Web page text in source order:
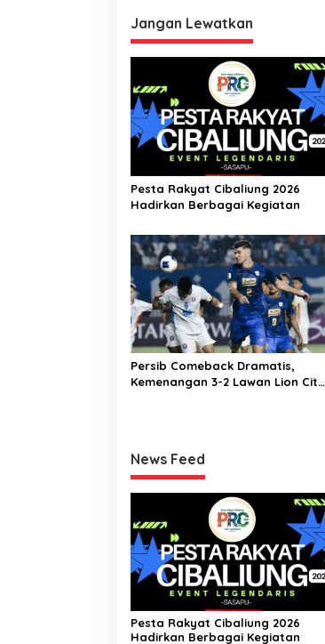
Jangan Lewatkan
Pesta Rakyat Cibaliung 2026
Hadirkan Berbagai Kegiatan
Persib Comeback Dramatis,
Kemenangan 3-2 Lawan Lion City
News Feed
Pesta Rakyat Cibaliung 2026
Hadirkan Berbagai Kegiatan